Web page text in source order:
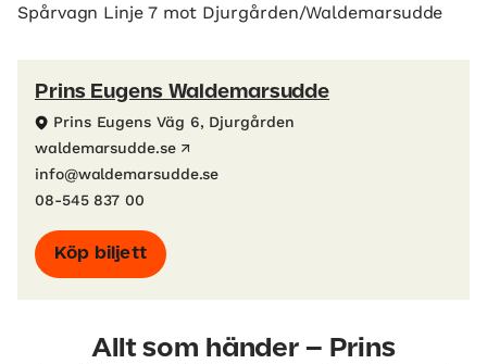
Spårvagn Linje 7 mot Djurgården/Waldemarsudde
Prins Eugens Waldemarsudde
Prins Eugens Väg 6, Djurgården
waldemarsudde.se
info@waldemarsudde.se
08-545 837 00
Köp biljett
Allt som händer – Prins